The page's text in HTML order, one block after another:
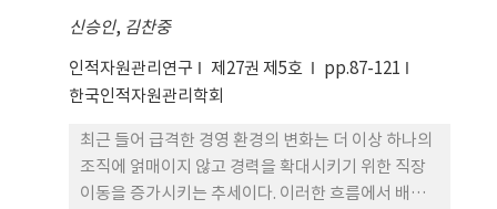
동에 유의한 정(+)의 영향을 미치는 것으로 나타났다.
진성리더십과 구성원의 혁신행동과의 관계에서 개
인-환경 적합성의 매개효과를 살펴보면, 개인-환경
나, 매개변수의 하위요인 중 개인-직무 적합성과 개
인-조직 적합성은 부분매개하고 개인-상사 적합성은
완전매개하는 것으로 나타났다. 본 연구는 공공기관
신승인, 김찬중
인적자원관리연구 제27권 제5호
pp.87-121
한국인적자원관리학회
최근 들어 급격한 경영 환경의 변화는 더 이상 하나의
조직에 얽매이지 않고 경력을 확대시키기 위한 직장
이동을 증가시키는 추세이다. 이러한 흐름에서 배태